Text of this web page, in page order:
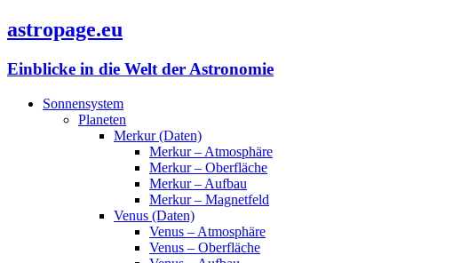
astropage.eu
Einblicke in die Welt der Astronomie
Sonnensystem
Planeten
Merkur (Daten)
Merkur – Atmosphäre
Merkur – Oberfläche
Merkur – Aufbau
Merkur – Magnetfeld
Venus (Daten)
Venus – Atmosphäre
Venus – Oberfläche